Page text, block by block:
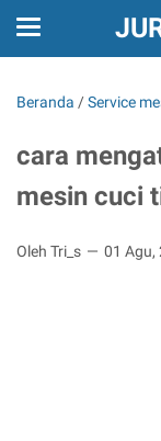
Beranda /Service
cara
mesin cuci
Oleh Tri_s 01 Agu,